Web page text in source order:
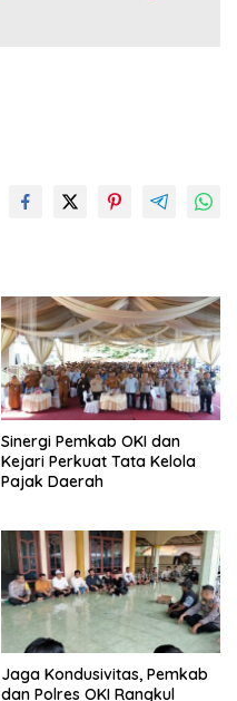
Sinergi Pemkab OKI dan
Kejari Perkuat Tata Kelola
Pajak Daerah
Jaga Kondusivitas, Pemkab
dan Polres OKI Rangkul